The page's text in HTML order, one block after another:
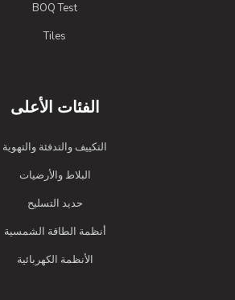
BOQ Test
Tiles
الفئات الأعلى
التكييف والتدفئة والتهوية
البلاط والأرضيات
حديد التسليح
أنظمة الطاقة الشمسية
الأنظمة الكهربائية